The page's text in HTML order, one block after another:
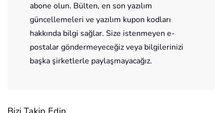
abone olun. Bülten, en son yazılım
güncellemeleri ve yazılım kupon kodları
hakkında bilgi sağlar. Size istenmeyen e-
postalar göndermeyeceğiz veya bilgilerinizi
başka şirketlerle paylaşmayacağız.